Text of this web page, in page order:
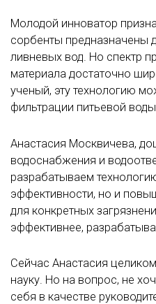
Молодой инноватор
сорбенты предназначены
ливневых вод. Но спектр
материала достаточно
ученый, эту технологию
фильтрации питьевой
Анастасия Москвичева,
водоснабжения и
разрабатываем
эффективности, но и
для конкретных
эффективнее,
Сейчас Анастасия
науку. Но на вопрос, не
себя в качестве